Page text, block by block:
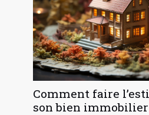
Comment faire
son bien immobilier